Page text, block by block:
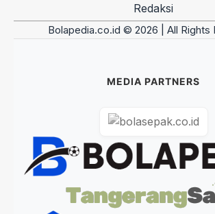
Redaksi
Bolapedia.co.id © 2026 | All Rights
MEDIA PARTNERS